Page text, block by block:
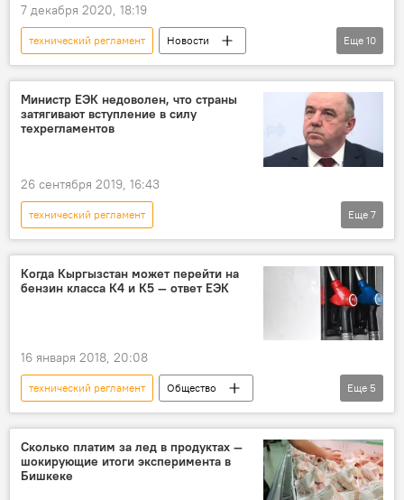
7 декабря 2020, 18:19
технический регламент
Новости
Кыргызстан
Азия
В мире
Россия
ЕАЭС
Ия Малкина
Еще 10
Министр ЕЭК недоволен, что страны
затягивают вступление в силу
техрегламентов
26 сентября 2019, 16:43
технический регламент
Евразийская неделя — 2019 в Бишкеке
Новости
Кыргызстан
экономика
Евразийская неделя
Еще 7
Когда Кыргызстан может перейти на
бензин класса К4 и К5 — ответ ЕЭК
16 января 2018, 20:08
технический регламент
Общество
Новости
Кыргызстан
экономика
бензин
топливо
Еще 5
Сколько платим за лед в продуктах —
шокирующие итоги эксперимента в
Бишкеке